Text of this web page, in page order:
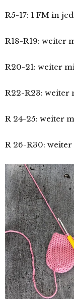
R5-17: 1 FM in
R18-R19: weiter
R20-21: weiter
R22-R23: weiter
R 24-25: weiter
R 26-R30: weiter